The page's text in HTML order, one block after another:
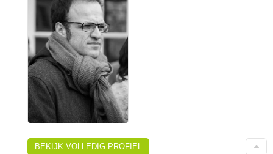
BEKIJK VOLLEDIG PROFIEL